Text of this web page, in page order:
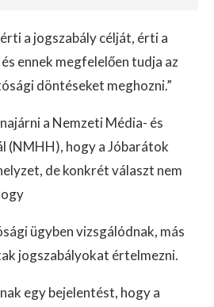
a jogszabály célját, érti a
ennek megfelelően tudja az
döntéseket meghozni.”
a Nemzeti Média- és
(NMHH), hogy a Jóbarátok
de konkrét választ nem
ügyben vizsgálódnak, más
jogszabályokat értelmezni.
egy bejelentést, hogy a